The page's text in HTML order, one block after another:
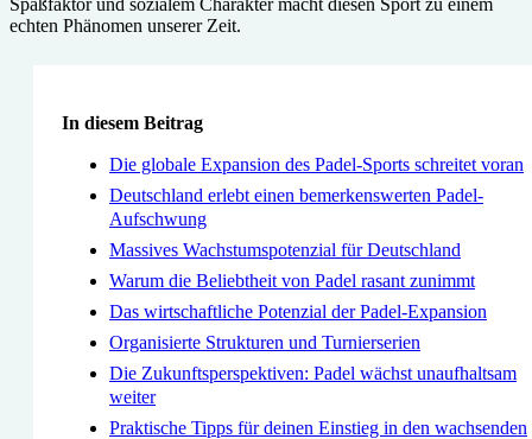
echten Phänomen unserer Zeit.
In diesem Beitrag
Die globale Expansion des Padel-Sports schreitet voran
Deutschland erlebt einen bemerkenswerten Padel-
Aufschwung
Massives Wachstumspotenzial für Deutschland
Warum die Beliebtheit von Padel rasant zunimmt
Das wirtschaftliche Potenzial der Padel-Expansion
Organisierte Strukturen und Turnierserien
Die Zukunftsperspektiven: Padel wächst unaufhaltsam
weiter
Praktische Tipps für deinen Einstieg in den wachsenden